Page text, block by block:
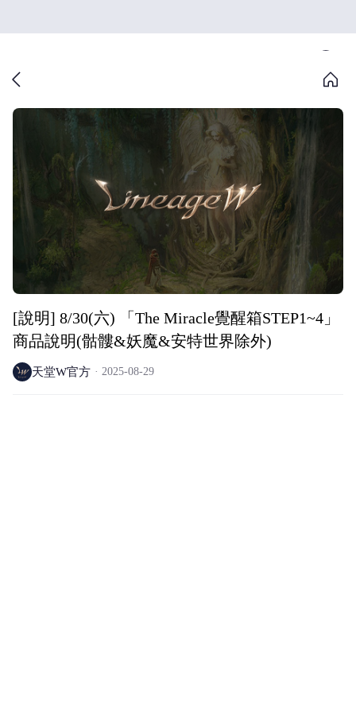
[說明] 8/30(六) 「The Miracle覺醒箱STEP1~4」
商品說明(骷髏&妖魔&安特世界除外)
天堂W官方 2025-08-29